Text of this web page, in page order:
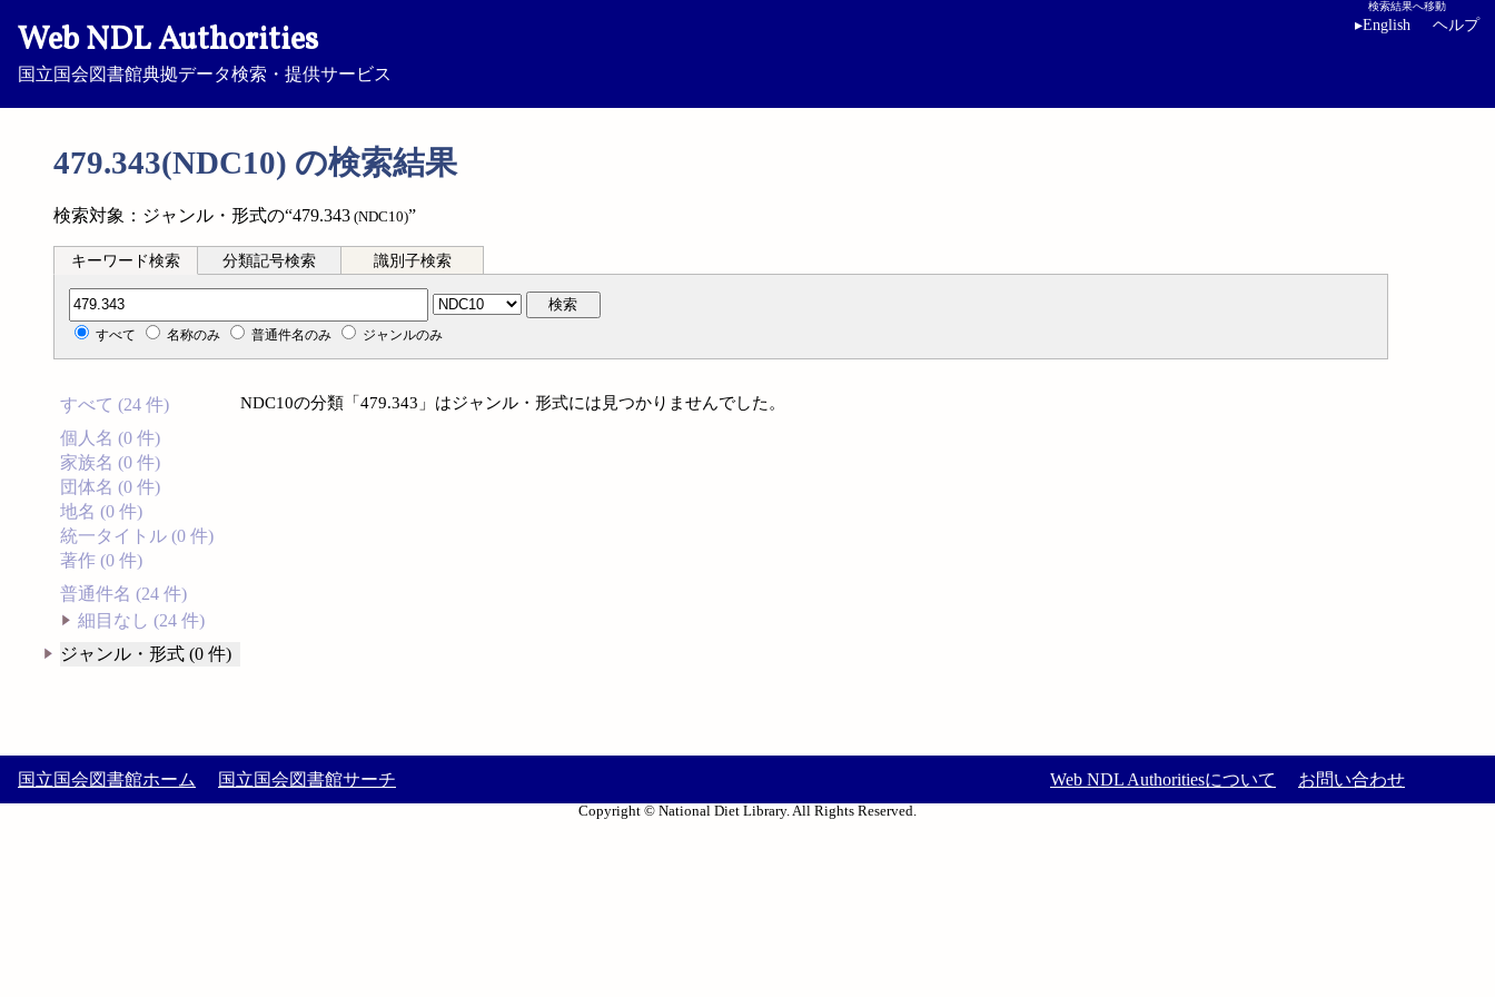
Web NDL Authorities
国立国会図書館典拠データ検索・提供サービス
検索結果へ移動
▸English ヘルプ
479.343(NDC10) の検索結果
検索対象：ジャンル・形式の“479.343 (NDC10)”
キーワード検索 分類記号検索 識別子検索
分類記号検索 検索
すべて 名称のみ 普通件名のみ ジャンルのみ
すべて (24 件)
個人名 (0 件)
家族名 (0 件)
団体名 (0 件)
地名 (0 件)
統一タイトル (0 件)
著作 (0 件)
普通件名 (24 件)
細目なし (24 件)
ジャンル・形式 (0 件)
NDC10の分類「479.343」はジャンル・形式には見つかりませんでした。
国立国会図書館ホーム 国立国会図書館サーチ Web NDL Authoritiesについて お問い合わせ
Copyright © National Diet Library. All Rights Reserved.